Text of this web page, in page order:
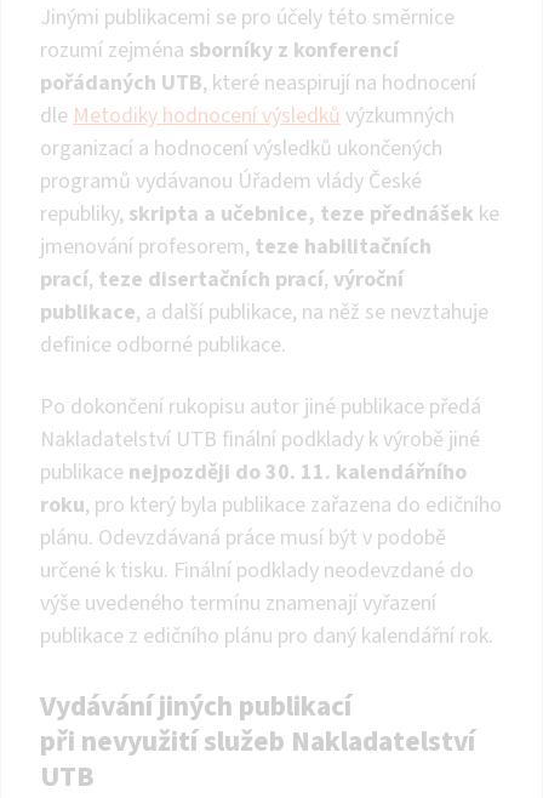
Jinými publikacemi se pro účely této směrnice
rozumí zejména sborníky z konferencí
pořádaných UTB, které neaspirují na hodnocení
dle Metodiky hodnocení výsledků výzkumných
organizací a hodnocení výsledků ukončených
programů vydávanou Úřadem vlády České
republiky, skripta a učebnice, teze přednášek ke
jmenování profesorem, teze habilitačních
prací, teze disertačních prací, výroční
publikace, a další publikace, na něž se nevztahuje
definice odborné publikace.
Po dokončení rukopisu autor jiné publikace předá
Nakladatelství UTB finální podklady k výrobě jiné
publikace nejpozději do 30. 11. kalendářního
roku, pro který byla publikace zařazena do edičního
plánu. Odevzdávaná práce musí být v podobě
určené k tisku. Finální podklady neodevzdané do
výše uvedeného termínu znamenají vyřazení
publikace z edičního plánu pro daný kalendářní rok.
Vydávání jiných publikací
při nevyužití služeb Nakladatelství
UTB